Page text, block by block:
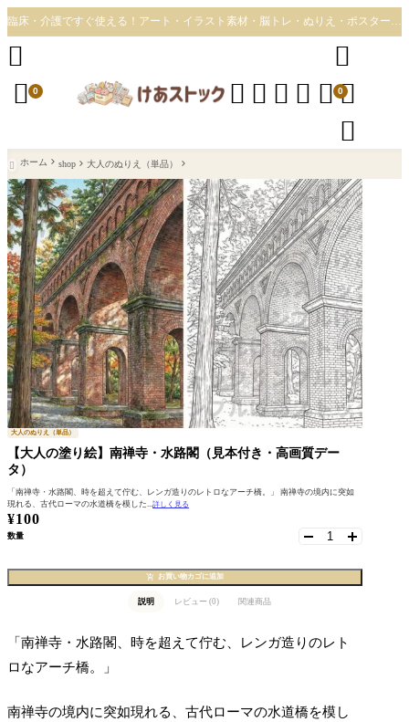
臨床・介護ですぐ使える！アート・イラスト素材・脳トレ・ぬりえ・ポスター・誕生日カードなどをダウンロード。現場で働く人の時間を買える・変える！
     0




 0
 ホーム shop 大人のぬりえ（単品）
大人のぬりえ（単品）
【大人の塗り絵】南禅寺・水路閣（見本付き・高画質デー
タ）
「南禅寺・水路閣、時を超えて佇む、レンガ造りのレトロなアーチ橋。」 南禅寺の境内に突如
現れる、古代ローマの水道橋を模した...詳しく見る
¥100
数量
お買い物カゴに追加
説明 レビュー (0) 関連商品
「南禅寺・水路閣、時を超えて佇む、レンガ造りのレト
ロなアーチ橋。」
南禅寺の境内に突如現れる、古代ローマの水道橋を模し